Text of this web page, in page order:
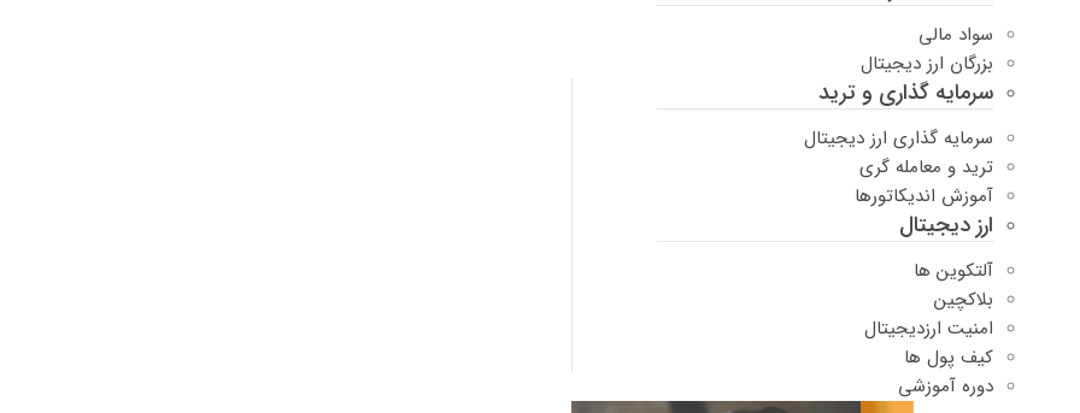
سواد مالی
بزرگان ارز دیجیتال
سرمایه گذاری و ترید
سرمایه گذاری ارز دیجیتال
ترید و معامله گری
آموزش اندیکاتورها
ارز دیجیتال
آلتکوین ها
بلاکچین
امنیت ارزدیجیتال
کیف پول ها
دوره‌ آموزشی